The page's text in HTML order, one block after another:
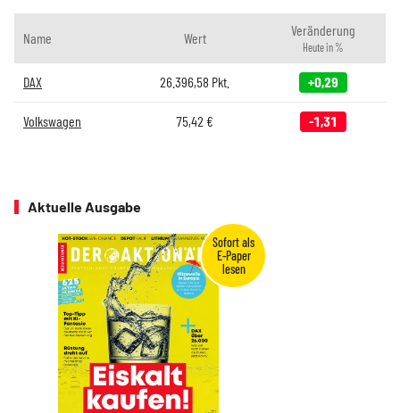
Name Wert Veränderung
Heute in %
DAX 26.396,58 Pkt. +0,29
Volkswagen 75,42 € -1,31
Aktuelle Ausgabe